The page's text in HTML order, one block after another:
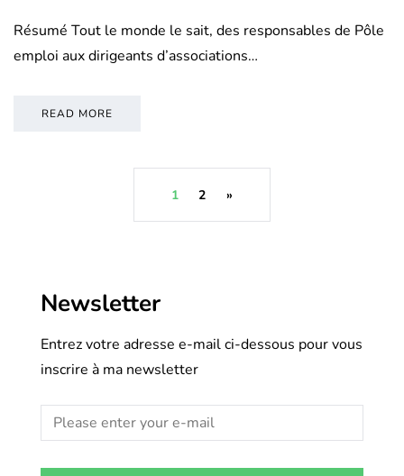
Résumé Tout le monde le sait, des responsables de Pôle
emploi aux dirigeants d’associations…
READ MORE
1 2 »
Newsletter
Entrez votre adresse e-mail ci-dessous pour vous
inscrire à ma newsletter